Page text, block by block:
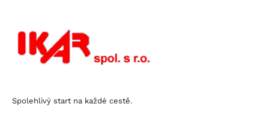
Spolehlivý start na každé cestě.